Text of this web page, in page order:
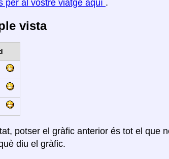
per al vostre viatge aquí .
vista
potser el gràfic anterior és tot el que
diu el gràfic.